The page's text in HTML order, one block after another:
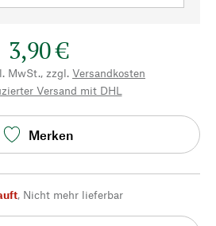
3,90 €
MwSt., zzgl. Versandkosten
Versand mit DHL
Merken
, Nicht mehr lieferbar